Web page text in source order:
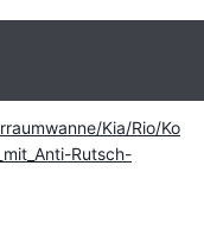
Kia/Rio/Ko
Rutsch-